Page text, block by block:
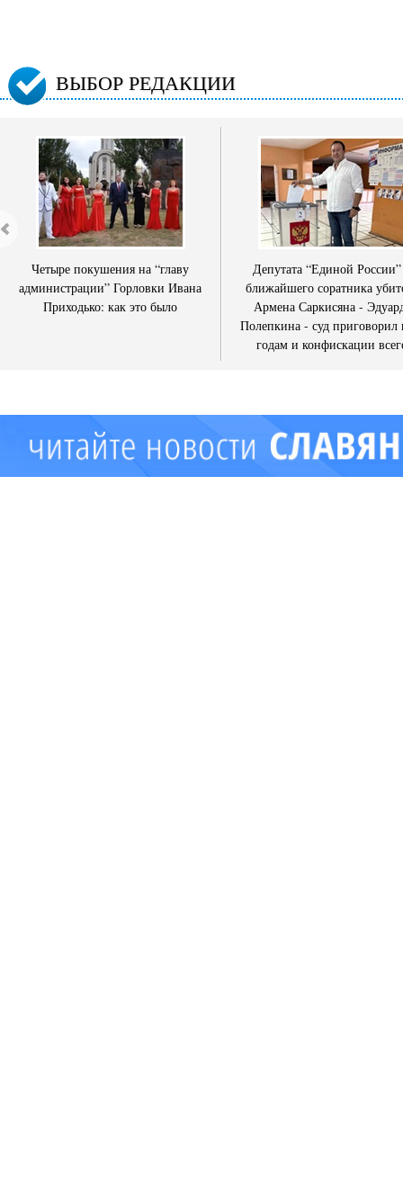
ВЫБОР РЕДАКЦИИ
Четыре покушения на “главу
администрации” Горловки Ивана
Приходько: как это было
Депутата “Единой
ближайшего соратника
Армена Саркисяна -
Полепкина - суд приговорил
годам и конфискации